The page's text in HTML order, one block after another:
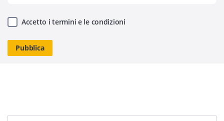
Accetto i termini e le condizioni